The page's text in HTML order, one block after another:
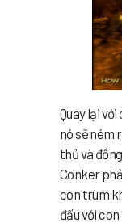
Quay lại
nó sẽ ném
thủ và
Conker
con trùm
đấu với